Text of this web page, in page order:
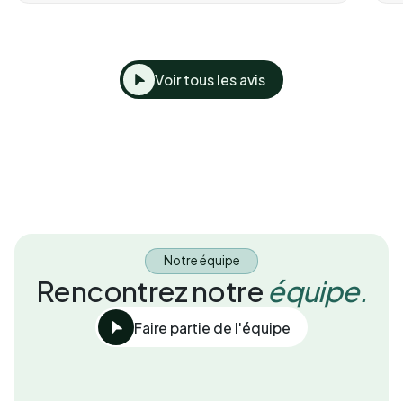
Voir tous les avis
Notre équipe
Rencontrez notre équipe.
Faire partie de l'équipe